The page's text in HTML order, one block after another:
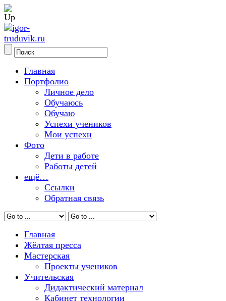
Главная
Портфолио
Личное дело
Обучаюсь
Обучаю
Успехи учеников
Мои успехи
Фото
Дети в работе
Работы детей
ещё…
Ссылки
Обратная связь
Главная
Жёлтая пресса
Мастерская
Проекты учеников
Учительская
Дидактический материал
Кабинет технологии